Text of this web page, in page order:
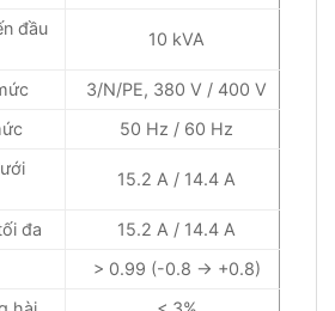
đầu
10 kVA
3/N/PE, 380 V / 400 V
50 Hz / 60 Hz
15.2 A / 14.4 A
đa
15.2 A / 14.4 A
> 0.99 (-0.8 → +0.8)